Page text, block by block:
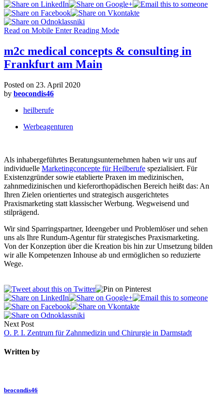
Read on Mobile Enter Reading Mode
m2c medical concepts & consulting in
Frankfurt am Main
Posted on 23. April 2020
by beocondis46
heilberufe
Werbeagenturen
Als inhabergeführtes Beratungsunternehmen haben wir uns auf
individuelle Marketingconcepte für Heilberufe spezialisiert. Für
Existenzgründer sowie etablierte Praxen im medizinischen,
zahnmedizinischen und kieferorthopädischen Bereich heißt das: An
Ihren Zielen orientiertes und strategisch ausgerichtetes
Praxismarketing statt klassischer Werbung. Wegweisend und
stilprägend.
Wir sind Sparringspartner, Ideengeber und Problemlöser und sehen
uns als Ihre Rundum-Agentur für strategisches Praxismarketing.
Von der Konzeption über die Kreation bis hin zur Umsetzung bilden
wir alle Kompetenzen Inhouse ab und ermöglichen so reduzierte
Wege.
Next Post
O. P. I. Zentrum für Zahnmedizin und Chirurgie in Darmstadt
Written by
beocondis46